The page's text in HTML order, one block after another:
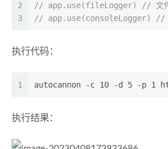
2
3
// app.use(fileLogger) // 文
// app.use(consoleLogger) //
执行代码：
1 autocannon -c 10 -d 5 -p 1
执行结果：